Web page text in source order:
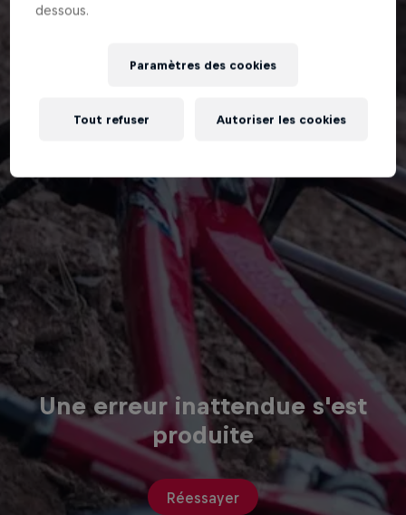
Une erreur inattendue s'est
produite
Réessayer
dessous.
Paramètres des cookies
Tout refuser Autoriser les cookies